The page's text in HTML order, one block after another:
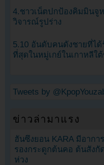
4.ชาวเน็ตปกป้องคิมมินจู
วิจารณ์รูปร่าง
5.10 อันดับคนดังชายที่ไ
ที่สุดในหมู่เกย์ในเกาหลีใ
Tweets by
ข่าวล่ามาแรง
ฮันซึงยอน KARA มีอาก
รองกระดูกต้นคอ ต้นสังกั
ห่วง